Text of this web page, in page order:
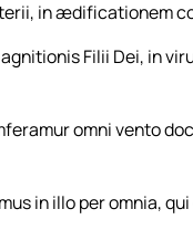
in ædificationem
Filii Dei, in
omni vento
in illo per omnia,